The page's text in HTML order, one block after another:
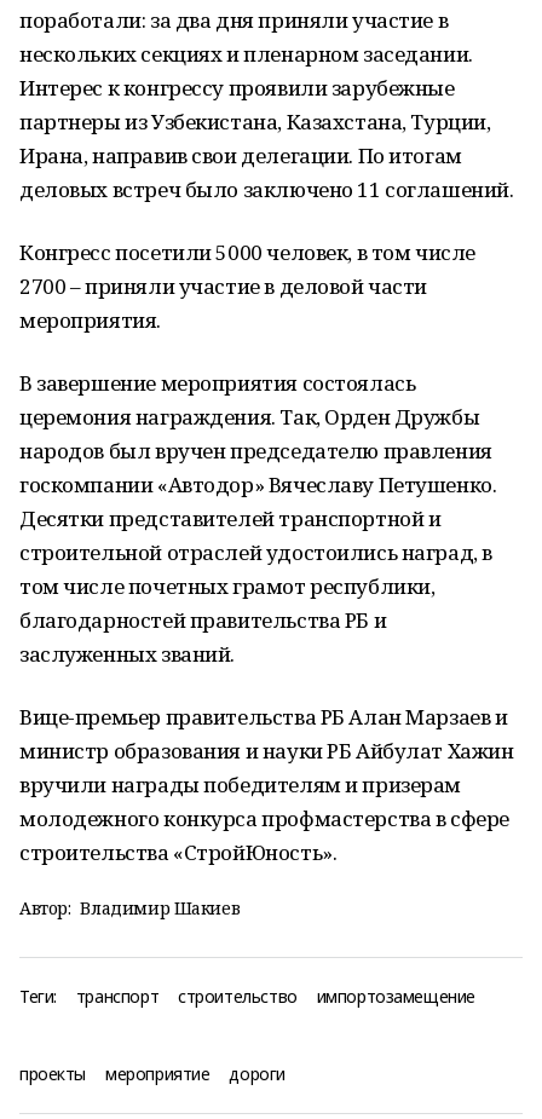
поработали: за два дня приняли участие в
нескольких секциях и пленарном заседании.
Интерес к конгрессу проявили зарубежные
партнеры из Узбекистана, Казахстана, Турции,
Ирана, направив свои делегации. По итогам
деловых встреч было заключено 11 соглашений.
Конгресс посетили 5000 человек, в том числе
2700 – приняли участие в деловой части
мероприятия.
В завершение мероприятия состоялась
церемония награждения. Так, Орден Дружбы
народов был вручен председателю правления
госкомпании «Автодор» Вячеславу Петушенко.
Десятки представителей транспортной и
строительной отраслей удостоились наград, в
том числе почетных грамот республики,
благодарностей правительства РБ и
заслуженных званий.
Вице-премьер правительства РБ Алан Марзаев и
министр образования и науки РБ Айбулат Хажин
вручили награды победителям и призерам
молодежного конкурса профмастерства в сфере
строительства «СтройЮность».
Автор: Владимир Шакиев
Теги: транспорт строительство импортозамещение
проекты мероприятие дороги